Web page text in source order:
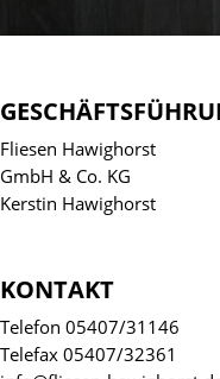
Fliesen Hawighorst
GmbH & Co. KG
Kerstin Hawighorst
KONTAKT
Telefon 05407/31146
Telefax 05407/32361